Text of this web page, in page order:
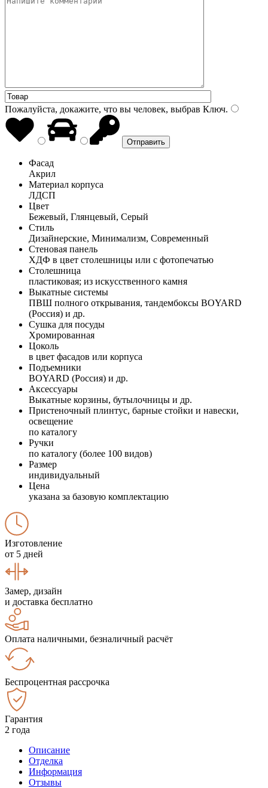
Пожалуйста, докажите, что вы человек, выбрав Ключ.
Фасад
Акрил
Материал корпуса
ЛДСП
Цвет
Бежевый, Глянцевый, Серый
Стиль
Дизайнерские, Минимализм, Современный
Стеновая панель
ХДФ в цвет столешницы или с фотопечатью
Столешница
пластиковая; из искусственного камня
Выкатные системы
ПВШ полного открывания, тандембоксы BOYARD
(Россия) и др.
Сушка для посуды
Хромированная
Цоколь
в цвет фасадов или корпуса
Подъемники
BOYARD (Россия) и др.
Аксессуары
Выкатные корзины, бутылочницы и др.
Пристеночный плинтус, барные стойки и навески,
освещение
по каталогу
Ручки
по каталогу (более 100 видов)
Размер
индивидуальный
Цена
указана за базовую комплектацию
Изготовление
от 5 дней
Замер, дизайн
и доставка бесплатно
Оплата наличными, безналичный расчёт
Беспроцентная рассрочка
Гарантия
2 года
Описание
Отделка
Информация
Отзывы